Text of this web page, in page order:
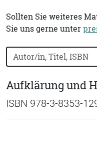
Sollten Sie weiteres
Sie uns gerne unter
Bücher nach Buchtitel,
Aufklärung und
ISBN 978-3-8353-